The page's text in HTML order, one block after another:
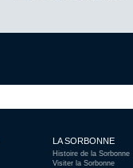
LA SORBONNE
Histoire de la Sorbonne
Visiter la Sorbonne